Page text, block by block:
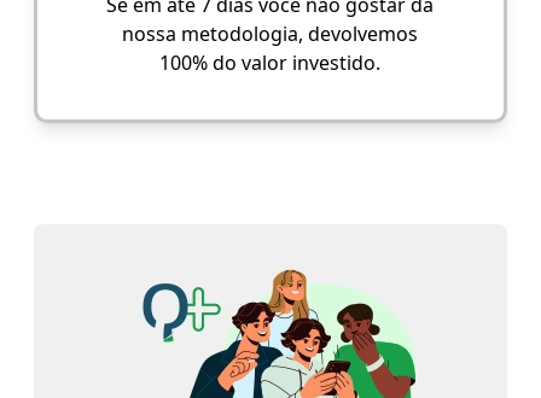
nossa metodologia, devolvemos
100% do valor investido.